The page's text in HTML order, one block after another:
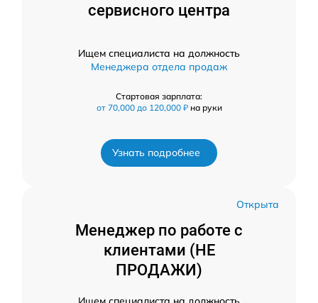
сервисного центра
Ищем специалиста на должность
Менеджера отдела продаж
Стартовая зарплата:
от 70,000 до 120,000 ₽ на руки
Узнать подробнее
Открыта
Менеджер по работе с
клиентами (НЕ
ПРОДАЖИ)